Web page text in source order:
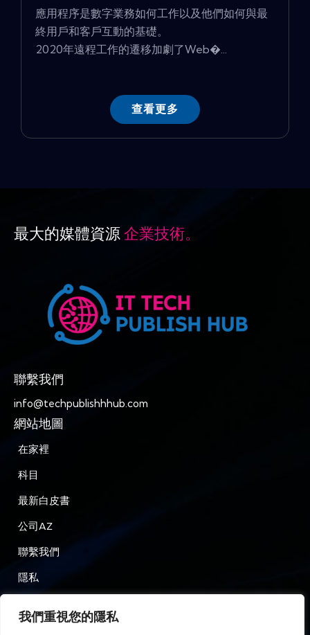
我們重視您的隱私
應用程序是數字業務如何工作以及他們如何與最
終用戶和客戶互動的基礎。
2020年遠程工作的遷移加劇了Web�...
查看更多
最大的媒體資源 企業技術。
聯繫我們
info@techpublishhhub.com
網站地圖
在家裡
科目
最新白皮書
公司AZ
聯繫我們
隱私